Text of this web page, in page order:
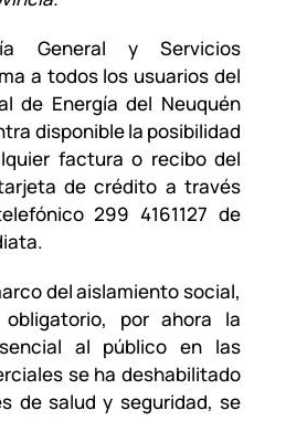
General y Servicios
a todos los usuarios del
de Energía del Neuquén
disponible la posibilidad
factura o recibo del
de crédito a través
299 4161127 de
del aislamiento social,
por ahora la
al público en las
se ha deshabilitado
de salud y seguridad, se